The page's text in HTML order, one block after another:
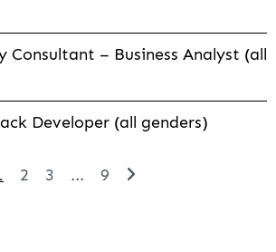
Consultant – Business Analyst (all
Developer (all genders)
2 3 ... 9